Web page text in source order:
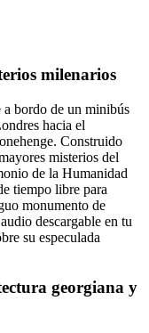
milenarios
bordo de un minibús
hacia el
Construido
misterios del
de la Humanidad
tiempo libre para
monumento de
descargable en tu
su especulada
georgiana y